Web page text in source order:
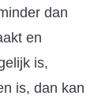
dan
en
is,
is, dan kan